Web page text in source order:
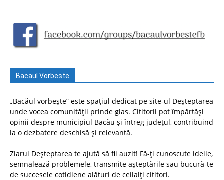
Bacaul Vorbeste
„Bacăul vorbește” este spațiul dedicat pe site-ul Deșteptarea
unde vocea comunității prinde glas. Cititorii pot împărtăși
opinii despre municipiul Bacău și întreg județul, contribuind
la o dezbatere deschisă și relevantă.
Ziarul Deșteptarea te ajută să fii auzit! Fă-ți cunoscute ideile,
semnalează problemele, transmite așteptările sau bucură-te
de succesele cotidiene alături de ceilalți cititori.